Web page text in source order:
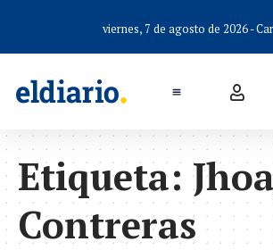
viernes, 7 de agosto de 2026 -
Etiqueta:
Contreras